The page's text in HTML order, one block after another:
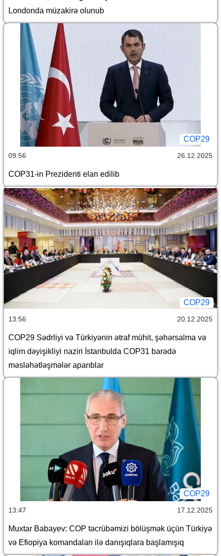
Londonda müzakirə olunub
COP29
09:56 26.12.2025
COP31-in Prezidenti elan edilib
COP29
13:56 20.12.2025
COP29 Sədrliyi və Türkiyənin ətraf mühit, şəhərsalma və
iqlim dəyişikliyi naziri İstanbulda COP31 barədə
məsləhətləşmələr aparıblar
COP29
13:47 17.12.2025
Muxtar Babayev: COP təcrübəmizi bölüşmək üçün Türkiyə
və Efiopiya komandaları ilə danışıqlara başlamışıq